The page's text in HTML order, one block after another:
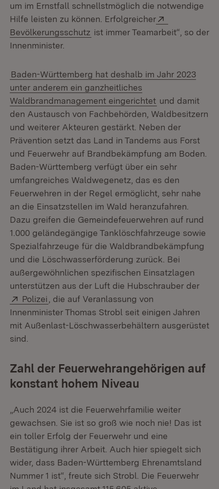
um im Ernstfall schnellstmöglich die notwendige
Hilfe leisten zu können. Erfolgreicher
Bevölkerungsschutz (Öffnet in neuem Fenster)
ist immer Teamarbeit“, so der
Innenminister.
Baden-Württemberg hat deshalb im Jahr 2023
unter anderem ein ganzheitliches
Waldbrandmanagement eingerichtet und damit
den Austausch von Fachbehörden, Waldbesitzern
und weiterer Akteuren gestärkt. Neben der
Prävention setzt das Land in Tandems aus Forst
und Feuerwehr auf Brandbekämpfung am Boden.
Baden-Württemberg verfügt über ein sehr
umfangreiches Waldwegenetz, das es den
Feuerwehren in der Regel ermöglicht, sehr nahe
an die Einsatzstellen im Wald heranzufahren.
Dazu greifen die Gemeindefeuerwehren auf rund
1.000 geländegängige Tanklöschfahrzeuge sowie
Spezialfahrzeuge für die Waldbrandbekämpfung
und die Löschwasserförderung zurück. Bei
außergewöhnlichen spezifischen Einsatzlagen
unterstützen aus der Luft die Hubschrauber der
Extern:
Polizei (Öffnet in neuem Fenster)
, die auf Veranlassung von
Innenminister Thomas Strobl seit einigen Jahren
mit Außenlast-Löschwasserbehältern ausgerüstet
sind.
Zahl der Feuerwehrangehörigen auf
konstant hohem Niveau
„Auch 2024 ist die Feuerwehrfamilie weiter
gewachsen. Sie ist so groß wie noch nie! Das ist
ein toller Erfolg der Feuerwehr und eine
Bestätigung ihrer Arbeit. Auch hier spiegelt sich
wider, dass Baden-Württemberg Ehrenamtsland
Nummer 1 ist“, freute sich Strobl. Die Feuerwehr